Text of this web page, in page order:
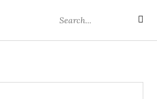
for:
Search